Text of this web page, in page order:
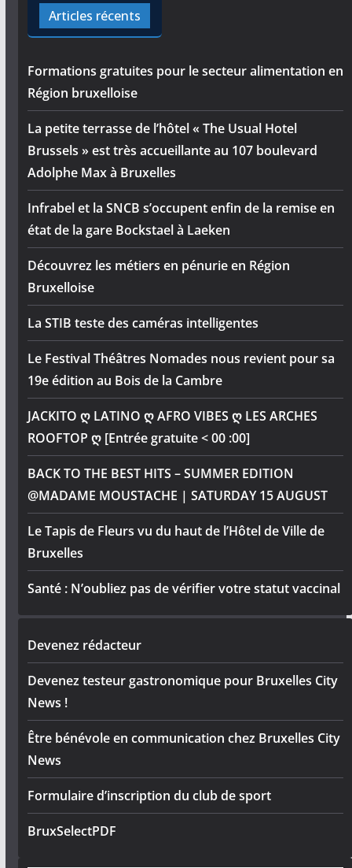
Articles récents
Formations gratuites pour le secteur alimentation en
Région bruxelloise
La petite terrasse de l’hôtel « The Usual Hotel
Brussels » est très accueillante au 107 boulevard
Adolphe Max à Bruxelles
Infrabel et la SNCB s’occupent enfin de la remise en
état de la gare Bockstael à Laeken
Découvrez les métiers en pénurie en Région
Bruxelloise
La STIB teste des caméras intelligentes
Le Festival Théâtres Nomades nous revient pour sa
19e édition au Bois de la Cambre
JACKITO ღ LATINO ღ AFRO VIBES ღ LES ARCHES
ROOFTOP ღ [Entrée gratuite < 00 :00]
BACK TO THE BEST HITS – SUMMER EDITION
@MADAME MOUSTACHE | SATURDAY 15 AUGUST
Le Tapis de Fleurs vu du haut de l’Hôtel de Ville de
Bruxelles
Santé : N’oubliez pas de vérifier votre statut vaccinal
Devenez rédacteur
Devenez testeur gastronomique pour Bruxelles City
News !
Être bénévole en communication chez Bruxelles City
News
Formulaire d’inscription du club de sport
BruxSelectPDF